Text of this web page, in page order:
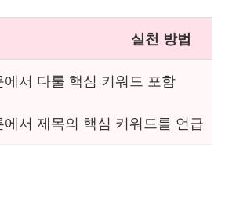
실천 방법
에서 다룰 핵심 키워드 포함
에서 제목의 핵심 키워드를 언급